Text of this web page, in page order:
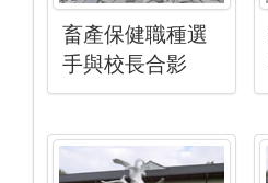
畜產保健職種選
手與校長合影